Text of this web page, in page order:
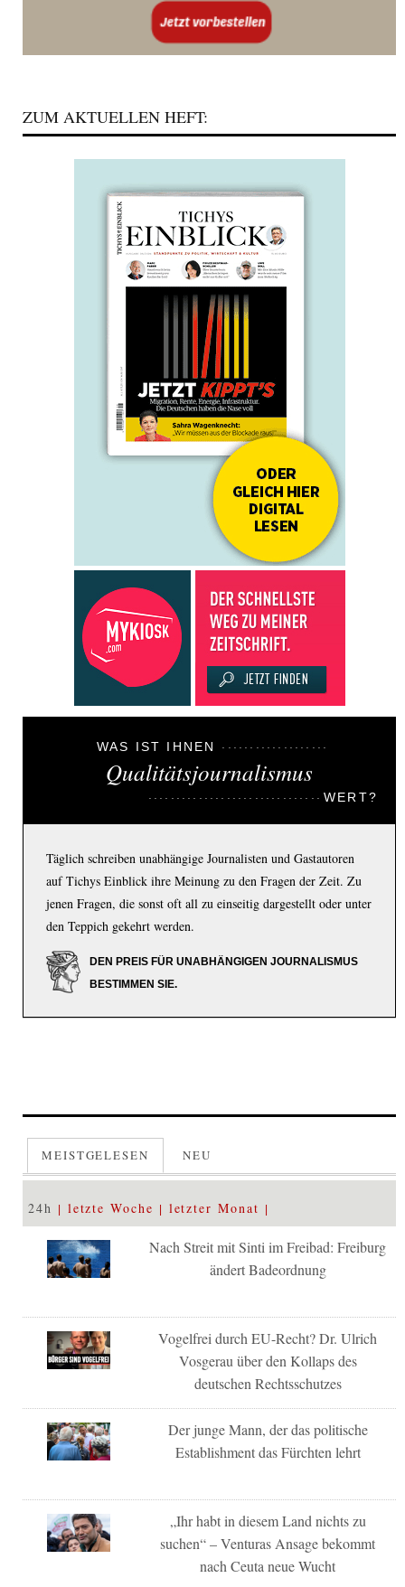
ZUM AKTUELLEN HEFT:
WAS IST IHNEN
Qualitätsjournalismus
WERT?
Täglich schreiben unabhängige Journalisten und Gastautoren
auf Tichys Einblick ihre Meinung zu den Fragen der Zeit. Zu
jenen Fragen, die sonst oft all zu einseitig dargestellt oder unter
den Teppich gekehrt werden.
DEN PREIS FÜR UNABHÄNGIGEN JOURNALISMUS
BESTIMMEN SIE.
MEISTGELESEN NEU
24h letzte Woche letzter Monat
Nach Streit mit Sinti im Freibad: Freiburg
ändert Badeordnung
Vogelfrei durch EU-Recht? Dr. Ulrich
Vosgerau über den Kollaps des
deutschen Rechtsschutzes
Der junge Mann, der das politische
Establishment das Fürchten lehrt
„Ihr habt in diesem Land nichts zu
suchen“ – Venturas Ansage bekommt
nach Ceuta neue Wucht